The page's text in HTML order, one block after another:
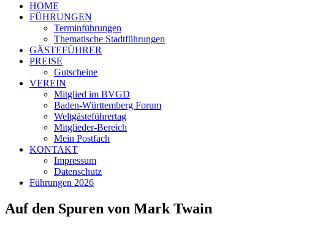
HOME
FÜHRUNGEN
Terminführungen
Thematische Stadtführungen
GÄSTEFÜHRER
PREISE
Gutscheine
VEREIN
Mitglied im BVGD
Baden-Württemberg Forum
Weltgästeführertag
Mitglieder-Bereich
Mein Postfach
KONTAKT
Impressum
Datenschutz
Führungen 2026
Auf den Spuren von Mark Twain